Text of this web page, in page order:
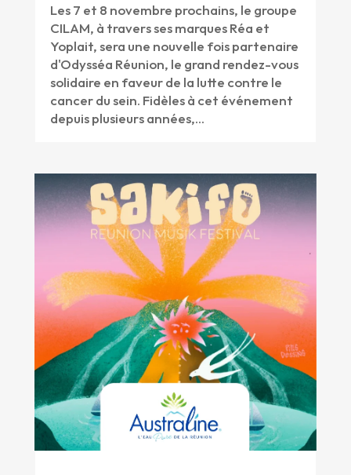
Les 7 et 8 novembre prochains, le groupe
CILAM, à travers ses marques Réa et
Yoplait, sera une nouvelle fois partenaire
d'Odysséa Réunion, le grand rendez-vous
solidaire en faveur de la lutte contre le
cancer du sein. Fidèles à cet événement
depuis plusieurs années,...